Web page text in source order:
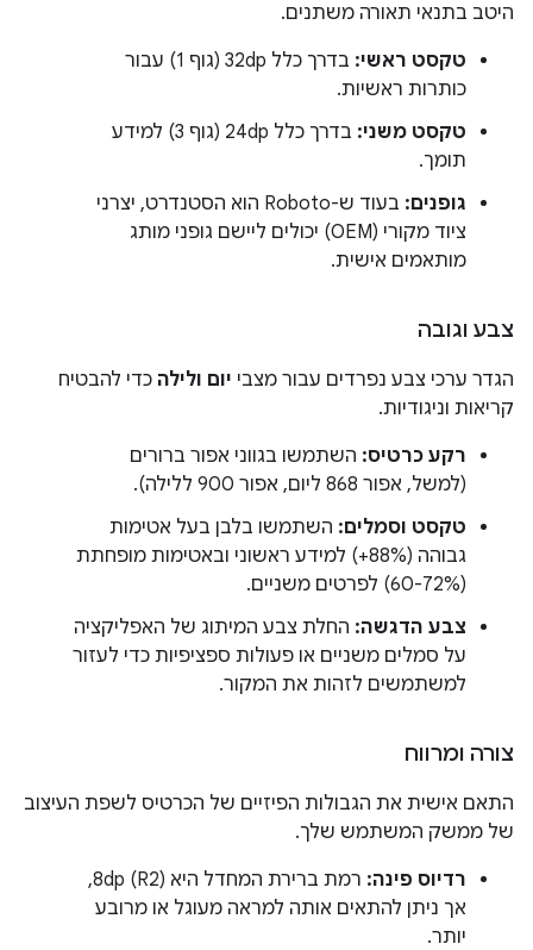
היטב בתנאי תאורה משתנים.
טקסט ראשי:
בדרך כלל 32dp (גוף 1) עבור
כותרות ראשיות.
טקסט משני:
בדרך כלל 24dp (גוף 3) למידע
תומך.
גופנים:
בעוד ש-Roboto הוא הסטנדרט, יצרני
ציוד מקורי (OEM) יכולים ליישם גופני מותג
מותאמים אישית.
צבע וגובה
הגדר ערכי צבע נפרדים עבור מצבי יום ולילה כדי להבטיח
קריאות וניגודיות.
רקע כרטיס: השתמשו בגווני אפור ברורים
(למשל, אפור 868 ליום, אפור 900 ללילה).
טקסט וסמלים: השתמשו בלבן בעל אטימות
גבוהה (88%+) למידע ראשוני ובאטימות מופחתת
(60-72%) לפרטים משניים.
צבע הדגשה: החלת צבע המיתוג של האפליקציה
על סמלים משניים או פעולות ספציפיות כדי לעזור
למשתמשים לזהות את המקור.
צורה ומרווח
התאם אישית את הגבולות הפיזיים של הכרטיס לשפת העיצוב
של ממשק המשתמש שלך.
רדיוס פינה:
רמת ברירת המחדל היא 8dp (R2),
אך ניתן להתאים אותה למראה מעוגל או מרובע
יותר.